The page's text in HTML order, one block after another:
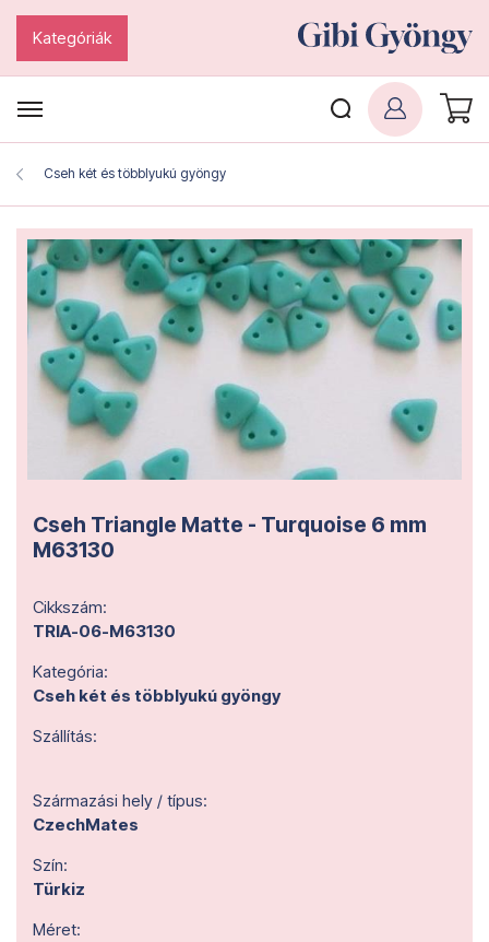
Kategóriák
Cseh két és többlyukú gyöngy
Cseh Triangle Matte - Turquoise 6 mm
M63130
Cikkszám:
TRIA-06-M63130
Kategória:
Cseh két és többlyukú gyöngy
Szállítás:
Származási hely / típus:
CzechMates
Szín:
Türkiz
Méret: